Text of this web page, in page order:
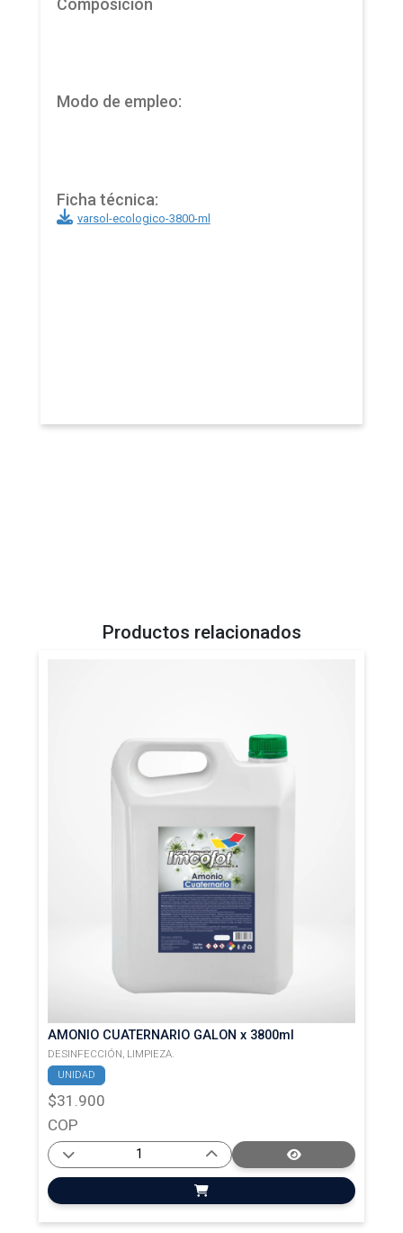
Modo de empleo:
Ficha técnica:
varsol-ecologico-3800-ml
Productos relacionados
AMONIO CUATERNARIO GALON x 3800ml
DESINFECCIÓN, LIMPIEZA.
UNIDAD
$31.900
COP